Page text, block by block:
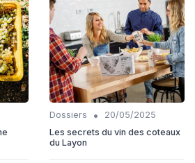
Dossiers •
20/05/2025
Les secrets du vin des coteaux
du Layon